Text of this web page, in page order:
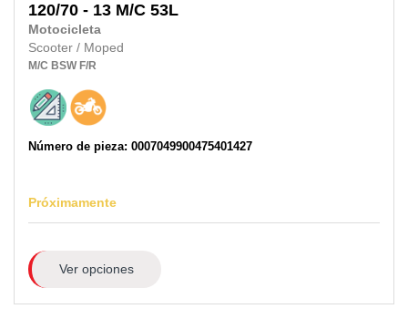
120/70 - 13 M/C 53L
Motocicleta
Scooter / Moped
M/C BSW F/R
Número de pieza: 0007049900475401427
Próximamente
Ver opciones